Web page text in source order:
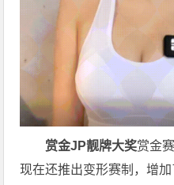
赏金JP靓牌大奖赏金
现在还推出变形赛制，增